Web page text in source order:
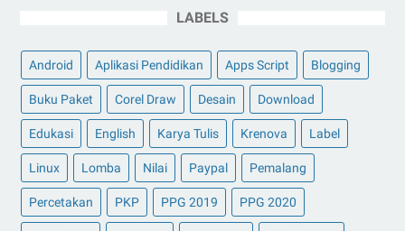
LABELS
Android Aplikasi Pendidikan Apps Script Blogging
Buku Paket Corel Draw Desain Download
Edukasi English Karya Tulis Krenova Label
Linux Lomba Nilai Paypal Pemalang
Percetakan PKP PPG 2019 PPG 2020